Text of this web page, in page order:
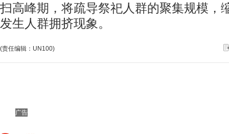
扫高峰期，将疏导祭祀人群的聚集规模，
发生人群拥挤现象。
(责任编辑：UN100)
广告